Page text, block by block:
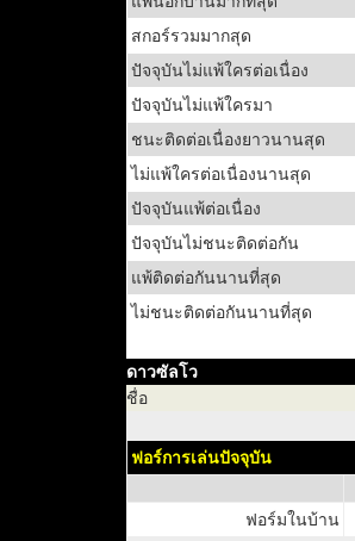
สกอร์รวมมากสุด
ปัจจุบันไม่แพ้ใครต่อเนื่อง
ปัจจุบันไม่แพ้ใครมา
ชนะติดต่อเนื่องยาวนานสุด
ไม่แพ้ใครต่อเนื่องนานสุด
ปัจจุบันแพ้ต่อเนื่อง
ปัจจุบันไม่ชนะติดต่อกัน
แพ้ติดต่อกันนานที่สุด
ไม่ชนะติดต่อกันนานที่สุด
ดาวซัลโว
ชื่อ
ฟอร์การเล่นปัจจุบัน
ฟอร์มในบ้าน